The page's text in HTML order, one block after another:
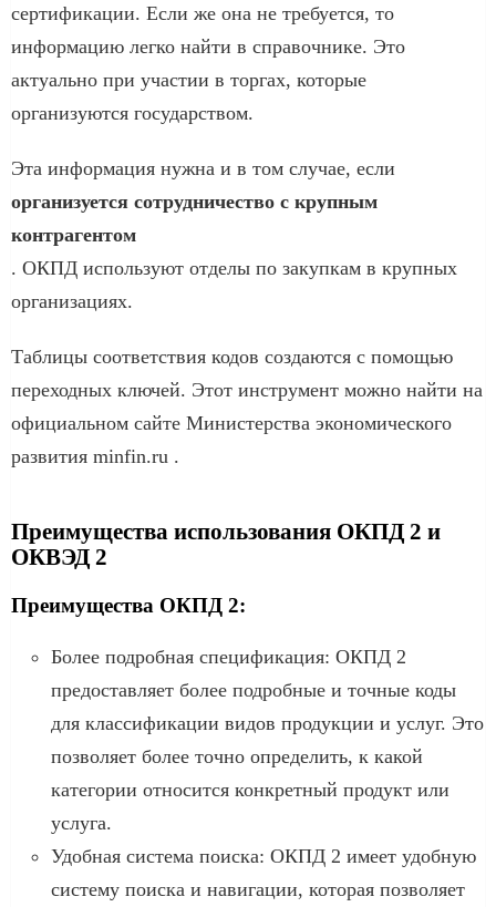
сертификации. Если же она не требуется, то
информацию легко найти в справочнике. Это
актуально при участии в торгах, которые
организуются государством.
Эта информация нужна и в том случае, если
организуется сотрудничество с крупным
контрагентом
. ОКПД используют отделы по закупкам в крупных
организациях.
Таблицы соответствия кодов создаются с помощью
переходных ключей. Этот инструмент можно найти на
официальном сайте Министерства экономического
развития minfin.ru .
Преимущества использования ОКПД 2 и
ОКВЭД 2
Преимущества ОКПД 2:
Более подробная спецификация: ОКПД 2
предоставляет более подробные и точные коды
для классификации видов продукции и услуг. Это
позволяет более точно определить, к какой
категории относится конкретный продукт или
услуга.
Удобная система поиска: ОКПД 2 имеет удобную
систему поиска и навигации, которая позволяет